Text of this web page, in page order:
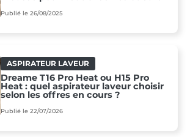
Publié le 26/08/2025
ASPIRATEUR LAVEUR
Dreame T16 Pro Heat ou H15 Pro
Heat : quel aspirateur laveur choisir
selon les offres en cours ?
Publié le 22/07/2026